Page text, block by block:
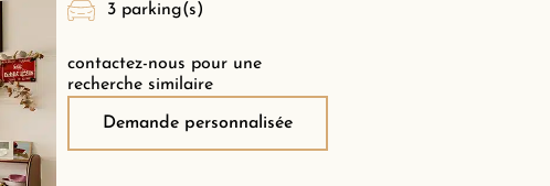
3 parking(s)
contactez-nous pour une
recherche similaire
Demande personnalisée